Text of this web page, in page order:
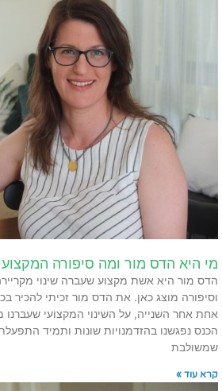
מי היא הדס מור ומה סיפורה
הדס מור היא אשת מקצוע שעברה שינוי
וסיפורה מוצג כאן. את הדס מור זכיתי להכיר
אחת אחר השנייה, על השינוי המקצועי
הכנס נפגשנו בהזדמנויות שונות ותמיד
שמשולבת
קרא עוד »